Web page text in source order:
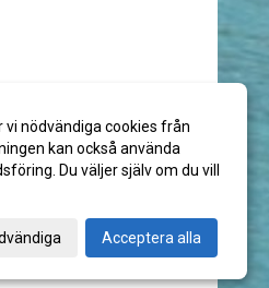
nödvändiga cookies från
kan också använda
Du väljer själv om du vill
Acceptera alla